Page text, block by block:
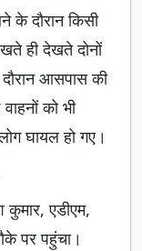
के दौरान किसी
ही देखते दोनों
आसपास की
को भी
घायल हो गए।
एडीएम,
पर पहुंचा।